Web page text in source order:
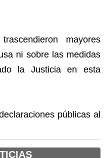
mayores
ni sobre las medidas
la Justicia en esta
públicas al